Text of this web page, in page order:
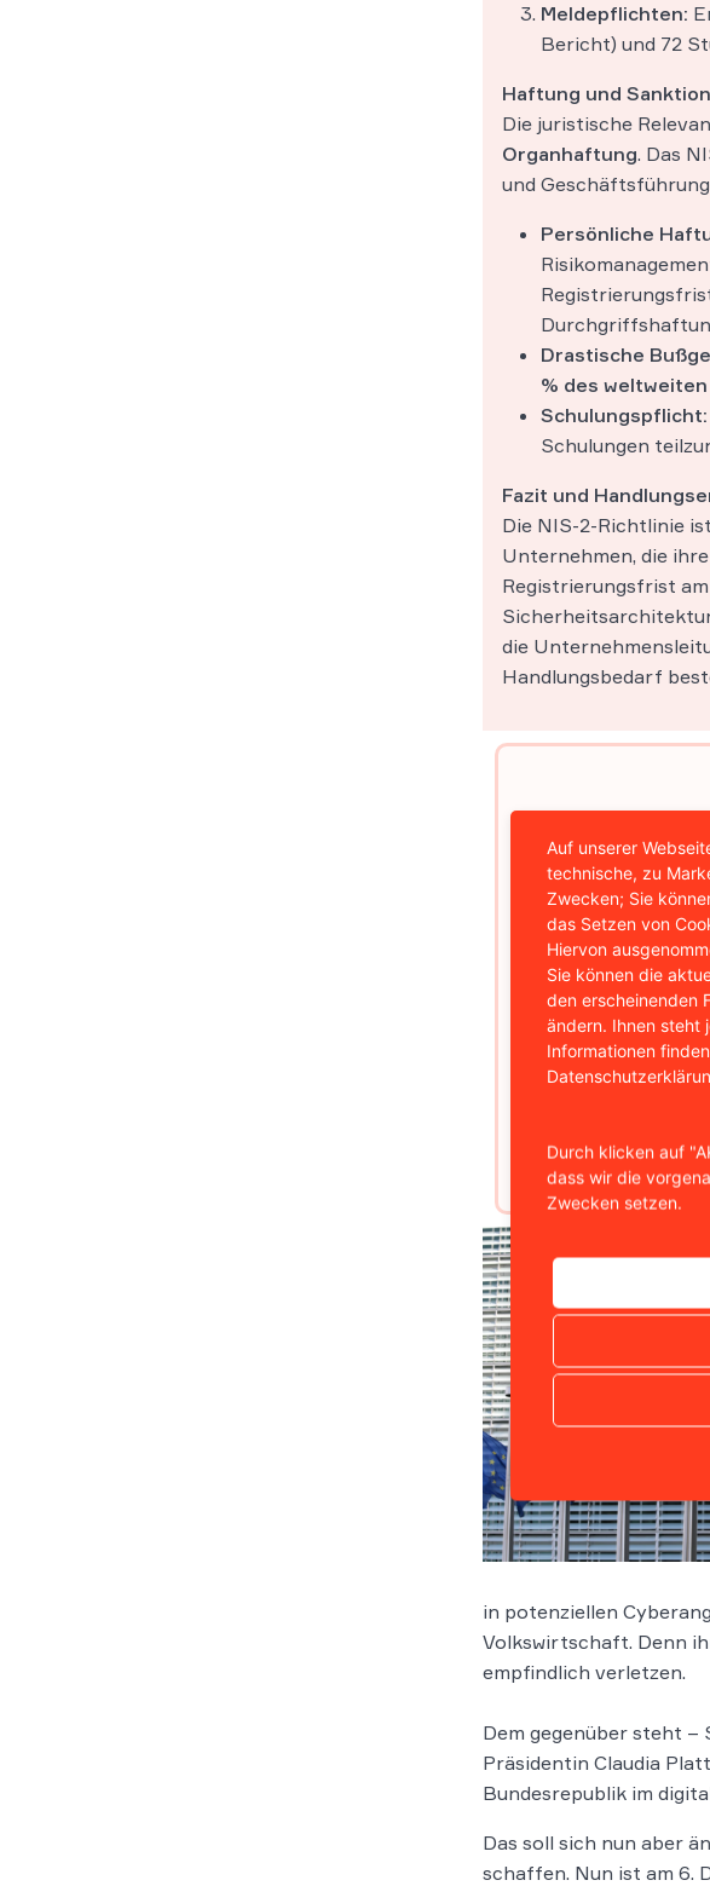
Meldepflichten:
Bericht) und 72
Haftung und
Die juristische
Organhaftung. Das
und
Persönliche
Drastische
% des
Schulungspflicht:
Schulungen
Fazit und
Die NIS-2-Richtlinie
Unternehmen, die
Registrierungsfrist am
die
Handlungsbedarf
in potenziellen
Volkswirtschaft. Denn
empfindlich verletzen.
Dem gegenüber steht –
Präsidentin Claudia
Bundesrepublik im
Das soll sich nun aber
schaffen. Nun ist am 6.
Auf unserer
technische, zu
Zwecken; Sie
das Setzen von
Hiervon
Sie können die
den erscheinenden
ändern. Ihnen steht
Informationen
Durch klicken auf
dass wir die
Zwecken setzen.